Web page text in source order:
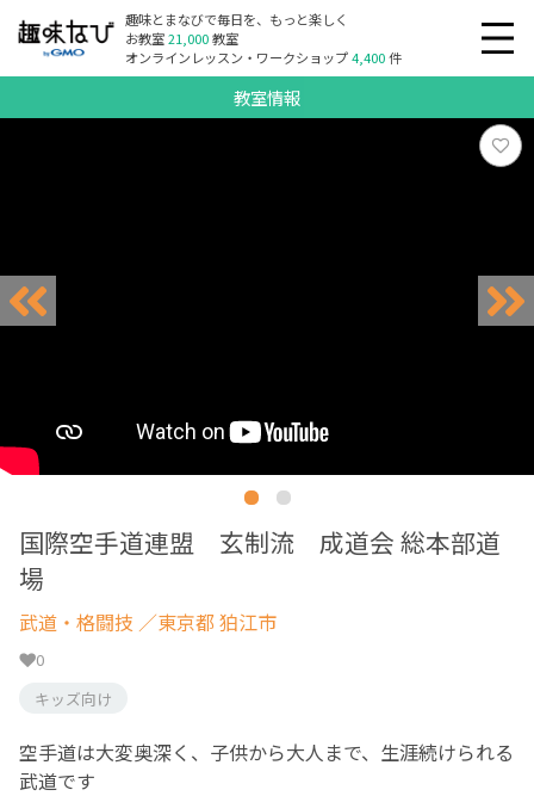
趣味とまなびで毎日を、もっと楽しく
お教室21,000教室
オンラインレッスン・ワークショップ4,400件
教室情報
国際空手道連盟 玄制流 成道会 総本部道
場
武道・格闘技 ／東京都 狛江市
0
キッズ向け
空手道は大変奥深く、子供から大人まで、生涯続けられる
武道です